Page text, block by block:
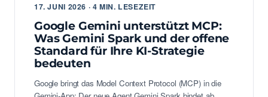
17. JUNI 2026 · 4 MIN. LESEZEIT
Google Gemini unterstützt MCP:
Was Gemini Spark und der offene
Standard für Ihre KI-Strategie
bedeuten
Google bringt das Model Context Protocol (MCP) in die